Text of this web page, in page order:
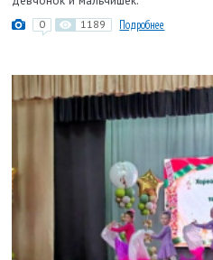
0 1189 Подробнее